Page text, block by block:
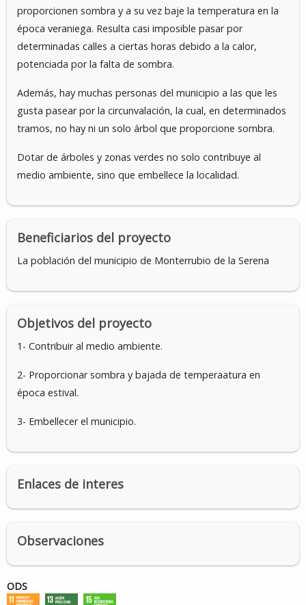
proporcionen sombra y a su vez baje la temperatura en la
época veraniega. Resulta casi imposible pasar por
determinadas calles a ciertas horas debido a la calor,
potenciada por la falta de sombra.
Además, hay muchas personas del municipio a las que les
gusta pasear por la circunvalación, la cual, en determinados
tramos, no hay ni un solo árbol que proporcione sombra.
Dotar de árboles y zonas verdes no solo contribuye al
medio ambiente, sino que embellece la localidad.
Beneficiarios del proyecto
La población del municipio de Monterrubio de la Serena
Objetivos del proyecto
1- Contribuir al medio ambiente.
2- Proporcionar sombra y bajada de temperaatura en
época estival.
3- Embellecer el municipio.
Enlaces de interes
Observaciones
ODS